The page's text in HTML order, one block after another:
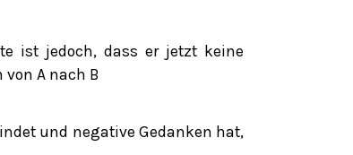
ist jedoch, dass er jetzt keine
A nach B
und negative Gedanken hat,